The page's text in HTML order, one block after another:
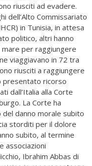
riusciti ad evadere.
dell’Alto Commissariato
in Tunisia, in attesa
politico, altri hanno
per raggiungere
viaggiavano in 72 tra
riusciti a raggiungere
presentato ricorso
dall’Italia alla Corte
La Corte ha
del danno morale subito
storditi per il dolore
subito, al termine
associazioni
Ibrahim Abbas di